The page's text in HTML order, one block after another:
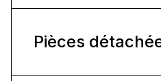
Pièces